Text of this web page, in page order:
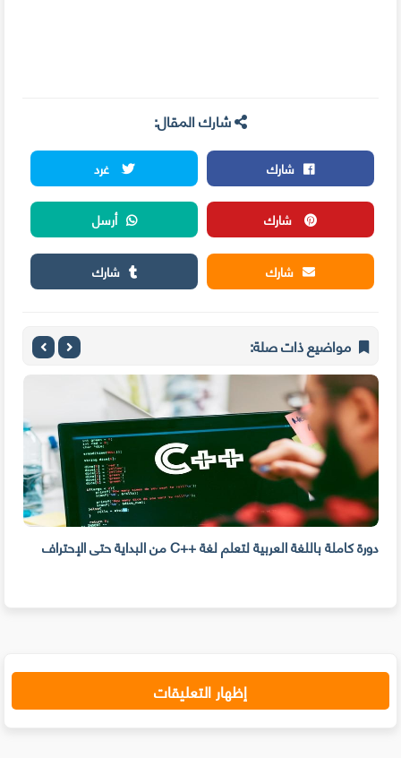
شارك المقال:
شارك
غرد
شارك
أرسل
شارك
شارك
مواضيع ذات صلة:
دورة كاملة باللغة العربية لتعلم لغة ++C من البداية حتى الإحتراف
إظهار التعليقات